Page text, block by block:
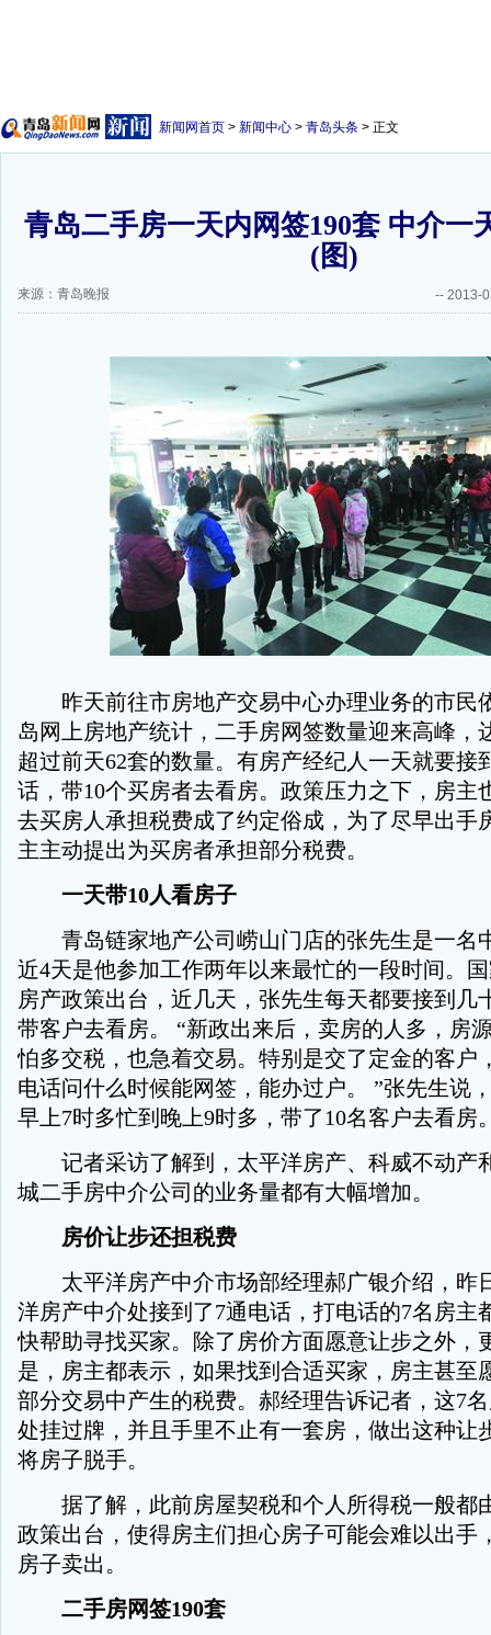
新闻网首页 > 新闻中心 > 青岛头条 > 正文
青岛二手房一天内网签190套 中介一
(图)
来源：青岛晚报 -- 2013-
昨天前往市房地产交易中心办理业务的市民
岛网上房地产统计，二手房网签数量迎来高峰，
超过前天62套的数量。有房产经纪人一天就要接
话，带10个买房者去看房。政策压力之下，房主
去买房人承担税费成了约定俗成，为了尽早出手
主主动提出为买房者承担部分税费。
一天带10人看房子
青岛链家地产公司崂山门店的张先生是一名
近4天是他参加工作两年以来最忙的一段时间。
房产政策出台，近几天，张先生每天都要接到几
带客户去看房。 “新政出来后，卖房的人多，房
怕多交税，也急着交易。特别是交了定金的客户
电话问什么时候能网签，能办过户。 ”张先生说
早上7时多忙到晚上9时多，带了10名客户去看房
记者采访了解到，太平洋房产、科威不动产
城二手房中介公司的业务量都有大幅增加。
房价让步还担税费
太平洋房产中介市场部经理郝广银介绍，昨
洋房产中介处接到了7通电话，打电话的7名房主
快帮助寻找买家。除了房价方面愿意让步之外，
是，房主都表示，如果找到合适买家，房主甚至
部分交易中产生的税费。郝经理告诉记者，这7
处挂过牌，并且手里不止有一套房，做出这种让
将房子脱手。
据了解，此前房屋契税和个人所得税一般都
政策出台，使得房主们担心房子可能会难以出手
房子卖出。
二手房网签190套